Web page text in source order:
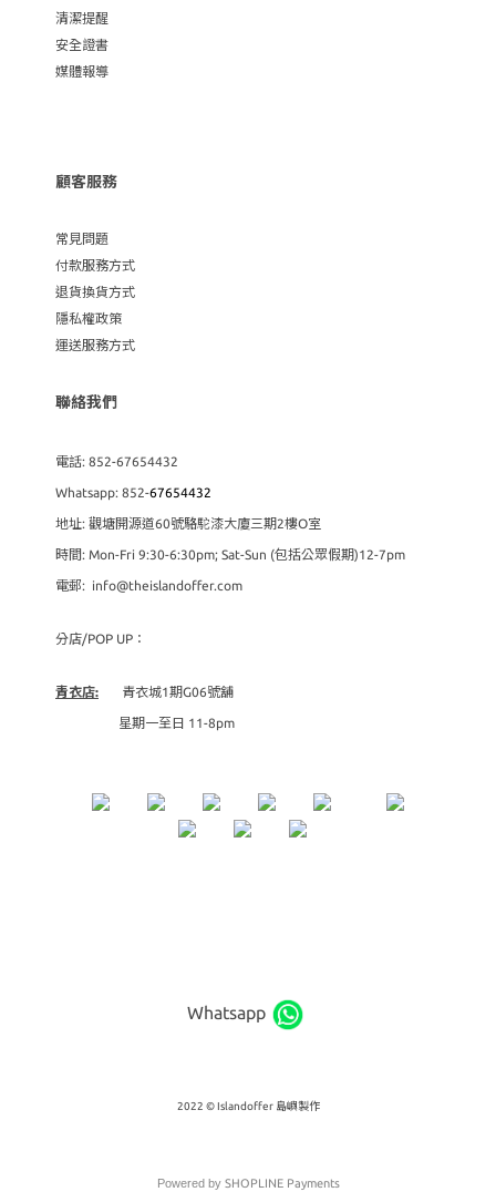
清潔提醒
安全證書
媒體報導
顧客服務
常見問題
付款服務方式
退貨換貨方式
隱私權政策
運送服務方式
聯絡我們
電話: 852-67654432
Whatsapp: 852-67654432
地址: 觀塘開源道60號駱駝漆大廈三期2樓O室
時間: Mon-Fri 9:30-6:30pm; Sat-Sun (包括公眾假期)12-7pm
電郵: info@theislandoffer.com
分店/POP UP：
青衣店: 青衣城1期G06號舖
星期一至日 11-8pm
Whatsapp
2022 © Islandoffer 島嶼製作
Powered by SHOPLINE Payments